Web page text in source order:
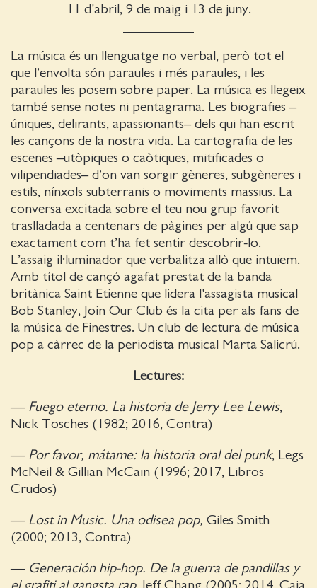
11 d'abril, 9 de maig i 13 de juny.
La música és un llenguatge no verbal, però tot el
que l’envolta són paraules i més paraules, i les
paraules les posem sobre paper. La música es llegeix
també sense notes ni pentagrama. Les biografies –
úniques, delirants, apassionants– dels qui han escrit
les cançons de la nostra vida. La cartografia de les
escenes –utòpiques o caòtiques, mitificades o
vilipendiades– d’on van sorgir gèneres, subgèneres i
estils, nínxols subterranis o moviments massius. La
conversa excitada sobre el teu nou grup favorit
traslladada a centenars de pàgines per algú que sap
exactament com t’ha fet sentir descobrir-lo.
L’assaig il·luminador que verbalitza allò que intuïem.
Amb títol de cançó agafat prestat de la banda
britànica Saint Etienne que lidera l'assagista musical
Bob Stanley, Join Our Club és la cita per als fans de
la música de Finestres. Un club de lectura de música
pop a càrrec de la periodista musical Marta Salicrú.
Lectures:
— Fuego eterno. La historia de Jerry Lee Lewis,
Nick Tosches (1982; 2016, Contra)
— Por favor, mátame: la historia oral del punk, Legs
McNeil & Gillian McCain (1996; 2017, Libros
Crudos)
— Lost in Music. Una odisea pop, Giles Smith
(2000; 2013, Contra)
— Generación hip-hop. De la guerra de pandillas y
el grafiti al gangsta rap, Jeff Chang (2005; 2014, Caja